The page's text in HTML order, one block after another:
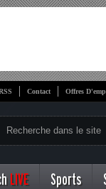
Contact Offres
LIVE Sports